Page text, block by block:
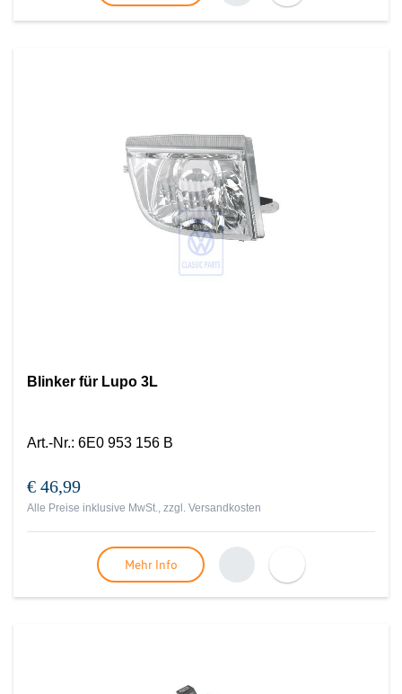
Blinker für Lupo 3L
Art.-Nr.: 6E0 953 156 B
€ 46,99
Alle Preise inklusive MwSt., zzgl. Versandkosten
Mehr Info